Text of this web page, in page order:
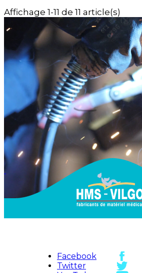
Affichage 1-11 de 11 article(s)
Facebook
Twitter